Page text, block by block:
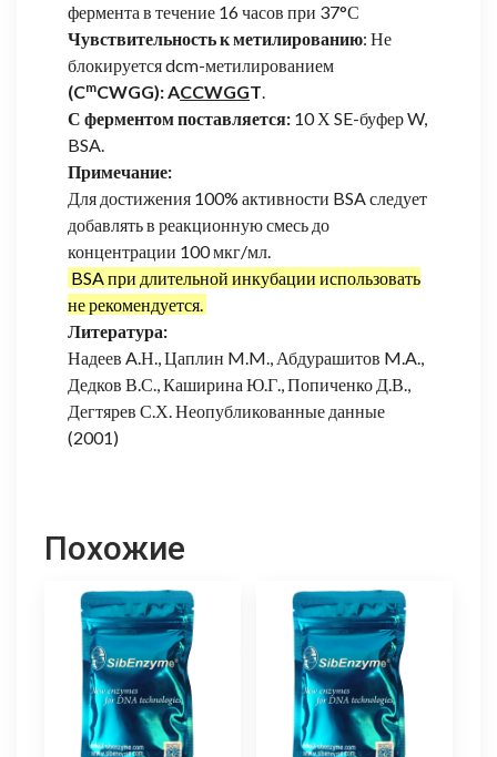
фермента в течение 16 часов при 37°С
Чувствительность к метилированию: Не
блокируется dcm-метилированием
(CmCWGG): ACCWGGT
С ферментом поставляется: 10 Х SE-буфер W,
BSA.
Примечание:
Для достижения 100% активности BSA следует
добавлять в реакционную смесь до
концентрации 100 мкг/мл.
BSA при длительной инкубации использовать
не рекомендуется.
Литература:
Надеев A.Н., Цаплин M.M., Абдурашитов M.A.,
Дедков В.С., Каширина Ю.Г., Попиченко Д.В.,
Дегтярев С.Х. Неопубликованные данные
(2001)
Похожие